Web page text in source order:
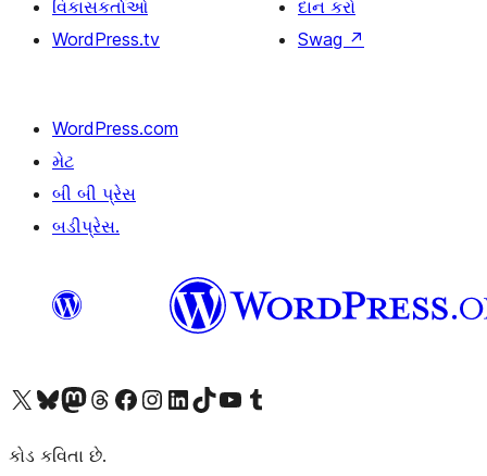
વિકાસકર્તાઓ
WordPress.tv
દાન કરો
Swag ↗
WordPress.com
મેટ
બી બી પ્રેસ
બડીપ્રેસ.
અમારા X (અગાઉ ટ્વિટર) એકાઉન્ટની મુલાકાત લોઅમારા Bluesky એકાઉન્ટની મુલાકાત લોઅમારા માસ્ટોડોન એકાઉન્ટની મુલાકાત લોઅમારા Threads એકાઉન્ટની મુલાકાત લો અમારા ફેસબુક પેજની મુલાકાત લોઅમારા ઇન્સ્ટાગ્રામ એકાઉન્ટની મુલાકાત લો અમારા LinkedIn એકાઉન્ટની મુલાકાત લોઅમારા TikTok એકાઉન્ટની મુલાકાત લોઅમારી YouTube ચેનલની મુલાકાત લો અમારા Tumblr એકાઉન્ટની મુલાકાત લો
કોડ કવિતા છે.